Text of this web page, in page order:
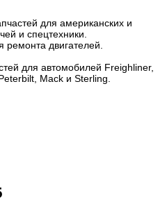
для американских и
и спецтехники.
двигателей.
для автомобилей Freighliner,
Mack и Sterling.